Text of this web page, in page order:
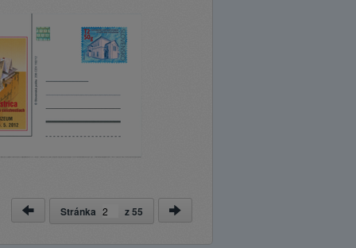
Stránka z55